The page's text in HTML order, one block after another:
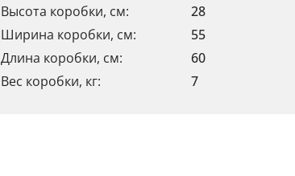
Высота коробки, см:
28
Ширина коробки, см:
55
Длина коробки, см:
60
Вес коробки, кг:
7